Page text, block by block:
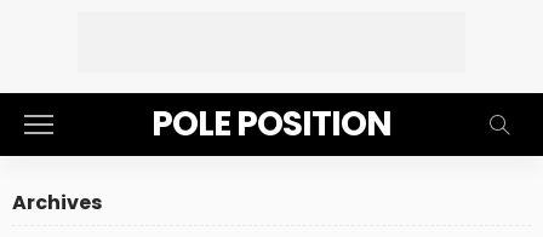
POLE POSITION
Archives